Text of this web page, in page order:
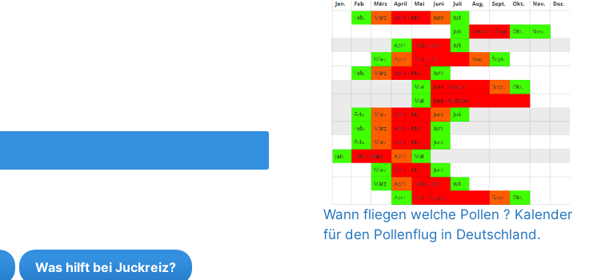
Was hilft bei Juckreiz?
Wann fliegen welche Pollen ? Kalender
für den Pollenflug in Deutschland.